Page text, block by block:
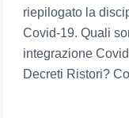
riepilogato la
Covid-19. Quali
integrazione
Decreti Ristori?